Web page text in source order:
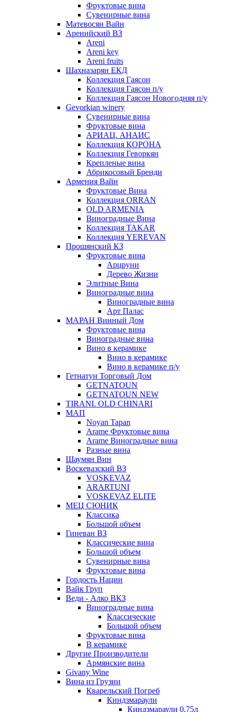
Фруктовые вина
Cувенирные вина
Матевосян Вайн
Аренийский ВЗ
Areni
Areni key
Areni fruits
Шахназарян ЕКД
Коллекция Гаясон
Коллекция Гаясон п/у
Коллекция Гаясон Новогодняя п/у
Gevorkian winery
Сувенирные вина
Фруктовые вина
АРИАЦ. АНАИС
Коллекция КОРОНА
Коллекция Геворкян
Крепленые вина
Абрикосовый Бренди
Армения Вайн
Фруктовые Вина
Коллекция ORRAN
OLD ARMENIA
Виноградные Вина
Коллекция TAKAR
Коллекция YEREVAN
Прошянский КЗ
Фруктовые вина
Арцруни
Дерево Жизни
Элитные Вина
Виноградные вина
Виноградные вина
Арт Палас
МАРАН Винный Дом
Фруктовые вина
Виноградные вина
Вино в керамике
Вино в керамике
Вино в керамике п/у
Гетнатун Торговый Дом
GETNATOUN
GETNATOUN NEW
TIRANI. OLD CHINARI
МАП
Noyan Tapan
Arame Фруктовые вина
Arame Виноградные вина
Разные вина
Шаумян Вин
Воскевазский ВЗ
VOSKEVAZ
ARARTUNI
VOSKEVAZ ELITE
МЕЦ СЮНИК
Классика
Большой объем
Гиневан ВЗ
Классические вина
Большой объем
Сувенирные вина
Фруктовые вина
Гордость Нации
Вайк Груп
Веди - Алко ВКЗ
Виноградные вина
Классические
Большой объем
Фруктовые вина
В керамике
Другие Производители
Армянские вина
Givany Wine
Вина из Грузии
Кварельский Погреб
Киндзмараули
Киндзмараули 0,75л